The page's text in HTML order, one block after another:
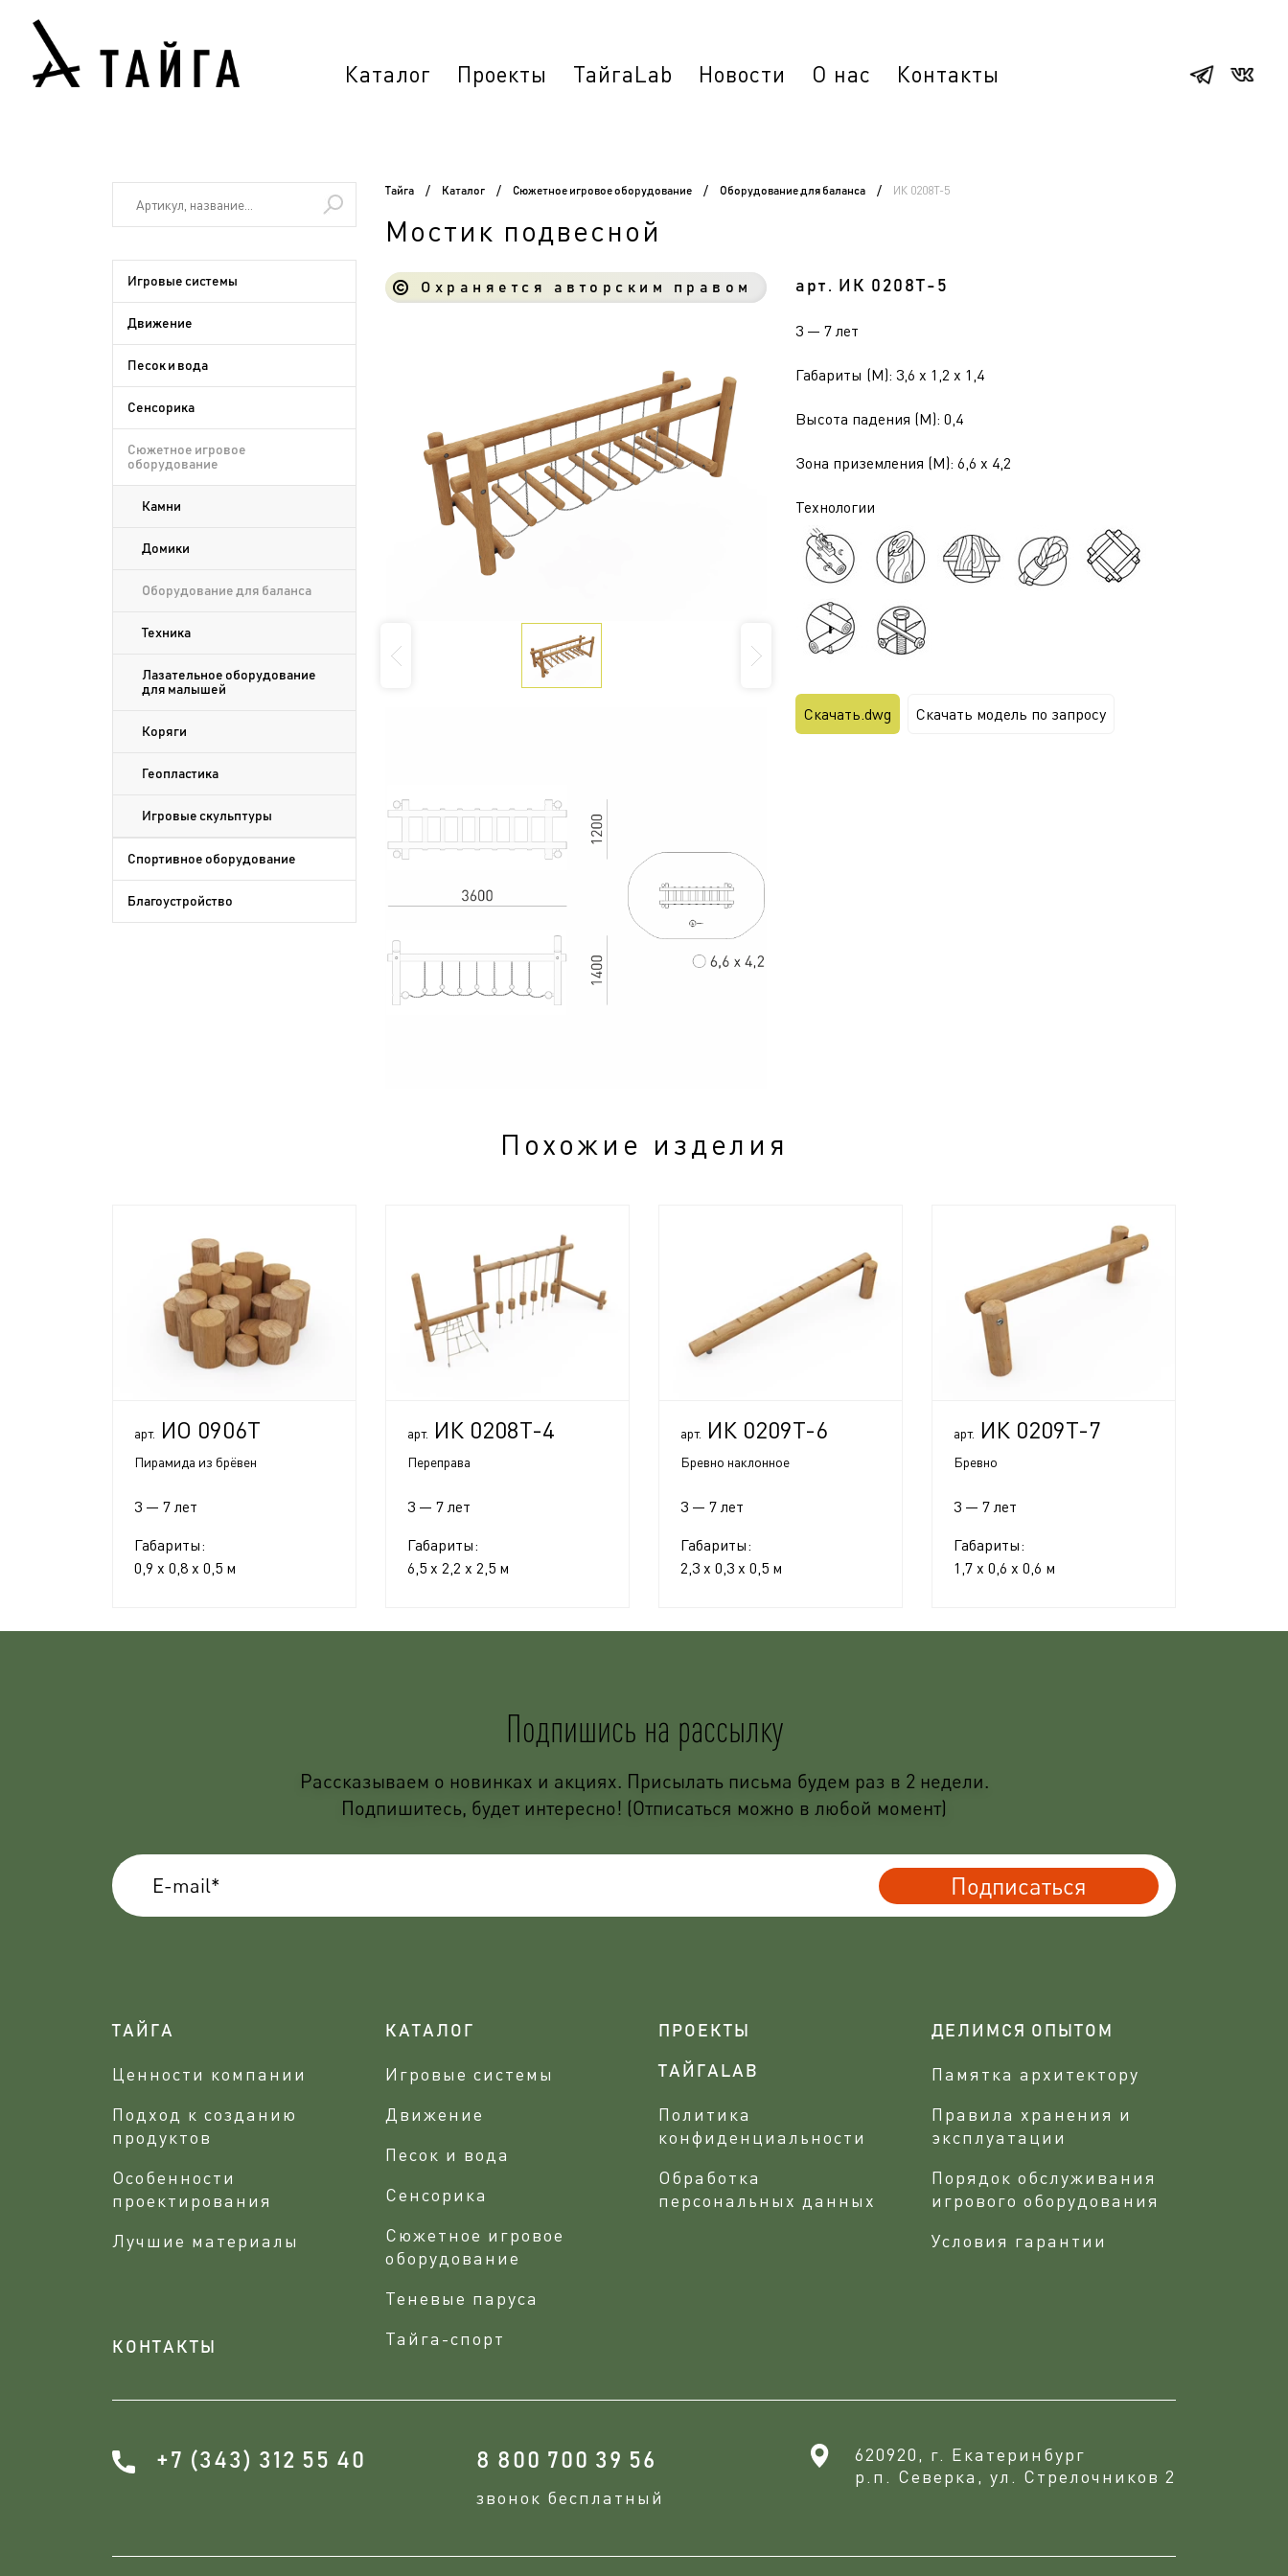
Каталог Проекты ТайгаLab Новости О нас Контакты
Игровые системы
Движение
Песок и вода
Сенсорика
Сюжетное игровое
оборудование
Камни
Домики
Оборудование для баланса
Техника
Лазательное оборудование
для малышей
Коряги
Геопластика
Игровые скульптуры
Спортивное оборудование
Благоустройство
Тайга / Каталог / Сюжетное игровое оборудование / Оборудование для баланса / ИК 0208Т-5
Мостик подвесной
Охраняется авторским правом арт. ИК 0208Т-5
3 — 7 лет
Габариты (М): 3,6 x 1,2 x 1,4
Высота падения (М): 0,4
Зона приземления (М): 6,6 x 4,2
Технологии
Скачать.dwg Скачать модель по запросу
Похожие изделия
арт. ИО 0906Т
Пирамида из брёвен
3 — 7 лет
Габариты:
0,9 x 0,8 x 0,5 м
арт. ИК 0208Т-4
Переправа
3 — 7 лет
Габариты:
6,5 x 2,2 x 2,5 м
арт. ИК 0209Т-6
Бревно наклонное
3 — 7 лет
Габариты:
2,3 x 0,3 x 0,5 м
арт. ИК 0209Т-7
Бревно
3 — 7 лет
Габариты:
1,7 x 0,6 x 0,6 м
Подпишись на рассылку
Рассказываем о новинках и акциях. Присылать письма будем раз в 2 недели.
Подпишитесь, будет интересно! (Отписаться можно в любой момент)
Подписаться
ТАЙГА
Ценности компании
Подход к созданию
продуктов
Особенности
проектирования
Лучшие материалы
КОНТАКТЫ
КАТАЛОГ
Игровые системы
Движение
Песок и вода
Сенсорика
Сюжетное игровое
оборудование
Теневые паруса
Тайга-спорт
ПРОЕКТЫ
ТАЙГАLAB
Политика
конфиденциальности
Обработка
персональных данных
ДЕЛИМСЯ ОПЫТОМ
Памятка архитектору
Правила хранения и
эксплуатации
Порядок обслуживания
игрового оборудования
Условия гарантии
+7 (343) 312 55 40 8 800 700 39 56
звонок бесплатный
620920, г. Екатеринбург
р.п. Северка, ул. Стрелочников 2